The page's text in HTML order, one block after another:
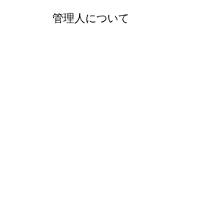
管理人について